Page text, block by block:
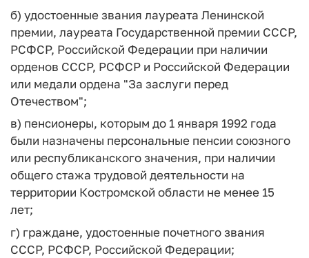
б) удостоенные звания лауреата Ленинской
премии, лауреата Государственной премии СССР,
РСФСР, Российской Федерации при наличии
орденов СССР, РСФСР и Российской Федерации
или медали ордена "За заслуги перед
Отечеством";
в) пенсионеры, которым до 1 января 1992 года
были назначены персональные пенсии союзного
или республиканского значения, при наличии
общего стажа трудовой деятельности на
территории Костромской области не менее 15
лет;
г) граждане, удостоенные почетного звания
СССР, РСФСР, Российской Федерации;